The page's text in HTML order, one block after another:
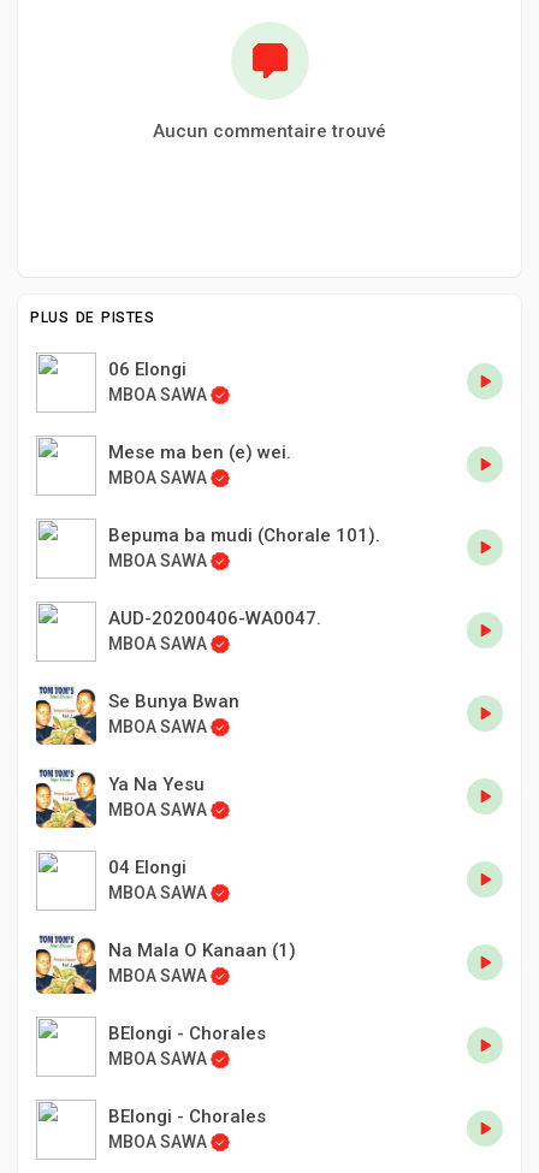
Aucun commentaire trouvé
PLUS DE PISTES
06 Elongi
MBOA SAWA
Mese ma ben (e) wei.
MBOA SAWA
Bepuma ba mudi (Chorale 101).
MBOA SAWA
AUD-20200406-WA0047.
MBOA SAWA
Se Bunya Bwan
MBOA SAWA
Ya Na Yesu
MBOA SAWA
04 Elongi
MBOA SAWA
Na Mala O Kanaan (1)
MBOA SAWA
BElongi - Chorales
MBOA SAWA
BElongi - Chorales
MBOA SAWA